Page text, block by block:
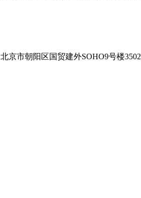
北京市朝阳区国贸建外SOHO9号楼3502